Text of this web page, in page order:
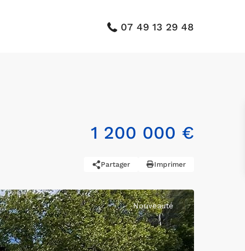
07 49 13 29 48
1 200 000 €
Partager Imprimer
Nouveauté